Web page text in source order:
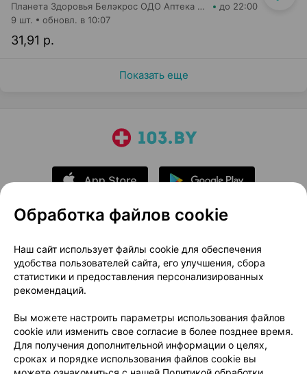
Планета Здоровья Белэкрос ОДО Аптека №5 до 22:00
31,91 р.
9 шт. обновл. в 10:07
Показать еще
О проекте
Новости проекта
Размещение рекламы
Медицинский маркетинг
Публичный договор
Доставка
Способы оплаты
Вакансии
Партнеры
Написать руководителю 103.by
Написать в поддержку
Обработка файлов cookie
Наш сайт использует файлы cookie для обеспечения
удобства пользователей сайта, его улучшения, сбора
статистики и предоставления персонализированных
рекомендаций.
Вы можете настроить параметры использования файлов
cookie или изменить свое согласие в более позднее время.
Для получения дополнительной информации о целях,
сроках и порядке использования файлов cookie вы